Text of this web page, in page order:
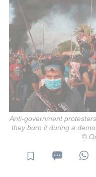
Anti-government
they burn it during a